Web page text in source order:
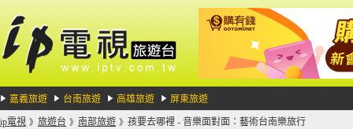
嘉義旅遊 台南旅遊 高雄旅遊 屏東旅遊
ip電視 》 旅遊台 》 南部旅遊 》 孩要去哪裡 - 音樂面對面：藝術台南樂旅行